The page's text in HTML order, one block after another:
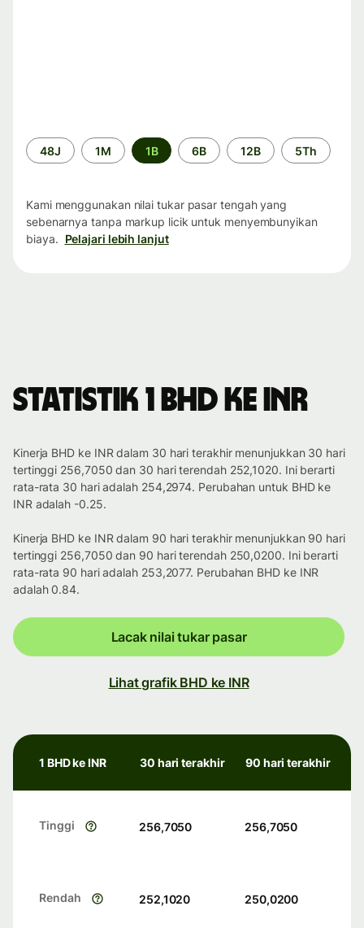
Periode
waktu
48J 1M 1B 6B 12B 5Th
Kami menggunakan nilai tukar pasar tengah yang
sebenarnya tanpa markup licik untuk menyembunyikan
biaya. Pelajari lebih lanjut
Statistik 1 BHD ke INR
Kinerja BHD ke INR dalam 30 hari terakhir menunjukkan 30 hari
tertinggi 256,7050 dan 30 hari terendah 252,1020. Ini berarti
rata-rata 30 hari adalah 254,2974. Perubahan untuk BHD ke
INR adalah -0.25.
Kinerja BHD ke INR dalam 90 hari terakhir menunjukkan 90 hari
tertinggi 256,7050 dan 90 hari terendah 250,0200. Ini berarti
rata-rata 90 hari adalah 253,2077. Perubahan BHD ke INR
adalah 0.84.
Lacak nilai tukar pasar
Lihat grafik BHD ke INR
1 BHD ke INR 30 hari terakhir 90 hari terakhir
Tinggi 256,7050 256,7050
Rendah 252,1020 250,0200